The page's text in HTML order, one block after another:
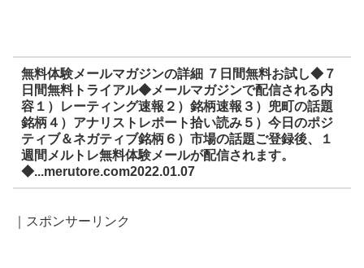
無料体験メールマガジンの詳細 ７日間無料お試し◆７
日間無料トライアル◆メールマガジンで配信される内
容１）レーティング速報２）銘柄速報３）兜町の話題
銘柄４）アナリストレポート拾い読み５）今日のポジ
ティブ＆ネガティブ銘柄６）市場の話題ご登録後、１
週間メルトレ無料体験メールが配信されます。
◆...merutore.com2022.01.07
｜スポンサーリンク